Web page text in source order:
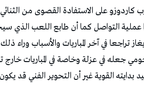
كاردوزو على الاستفادة القصوى من الثنائي
التواصل كما أن طابع اللعب الذي
تراجعا في آخر المباريات والأسباب
جعله في عزلة وخاصة في المباريات
بدايته القوية غير أن التحوير الفني قد